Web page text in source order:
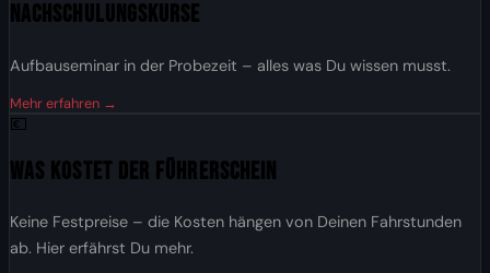
Nachschulungskurse
Aufbauseminar in der Probezeit – alles was Du wissen musst.
Mehr erfahren →
💶
Was kostet der Führerschein
Keine Festpreise – die Kosten hängen von Deinen Fahrstunden
ab. Hier erfährst Du mehr.